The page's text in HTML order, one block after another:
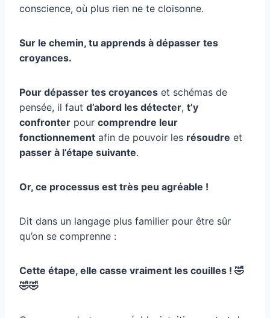
conscience, où plus rien ne te cloisonne.
Sur le chemin, tu apprends à dépasser tes
croyances.
Pour dépasser tes croyances et schémas de
pensée, il faut d’abord les détecter, t’y
confronter pour comprendre leur
fonctionnement afin de pouvoir les résoudre et
passer à l’étape suivante.
Or, ce processus est très peu agréable !
Dit dans un langage plus familier pour être sûr
qu’on se comprenne :
Cette étape, elle casse vraiment les couilles ! 🤣
🤣🤣